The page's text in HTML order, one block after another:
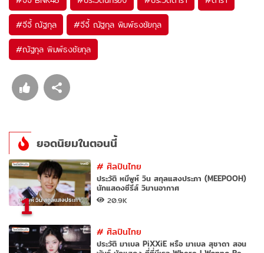
#จีจี้ ณัฐกุล #จีจี้ ณัฐกุล พิมพ์ธงชัยกุล
#ณัฐกุล พิมพ์ธงชัยกุล
ยอดนิยมในตอนนี้
1
#ศิลปินไทย
ประวัติ หมีพูห์ วิน สกุลแสงประภา (MEEPOOH)
นักแสดงซีรีส์ วิมานอากาศ
20.9K
#ศิลปินไทย
ประวัติ มาเบล PiXXiE หรือ มาเบล สุชาดา สอน